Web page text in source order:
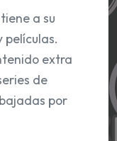
a su
películas.
extra
de
por